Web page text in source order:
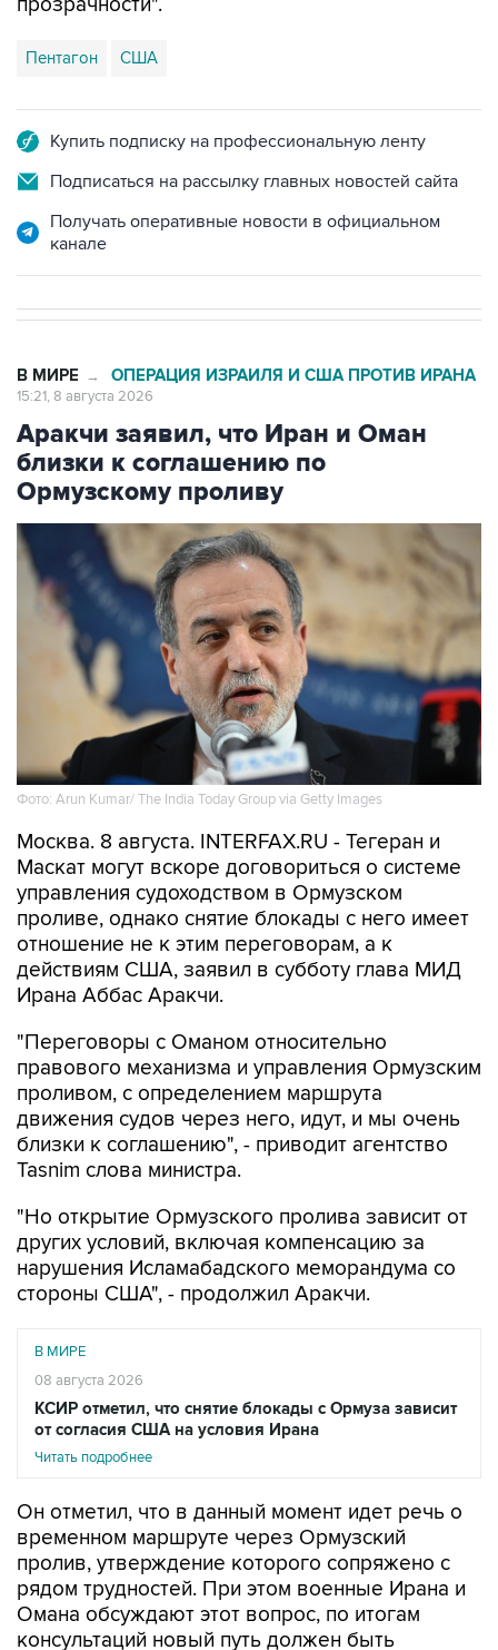
Пентагон США
Подписаться на рассылку главных новостей сайта
Получать оперативные новости в официальном
Аракчи заявил, что Иран и Оман
близки к соглашению по
Ормузскому проливу
Фото: Arun Kumar/ The India Today Group via Getty Images
Москва. 8 августа. INTERFAX.RU - Тегеран и
управления судоходством в Ормузском
проливе, однако снятие блокады с него имеет
отношение не к этим переговорам, а к
действиям США, заявил в субботу глава МИД
Ирана Аббас Аракчи.
"Переговоры с Оманом относительно
проливом, с определением маршрута
движения судов через него, идут, и мы очень
близки к соглашению", - приводит агентство
Tasnim слова министра.
"Но открытие Ормузского пролива зависит от
нарушения Исламабадского меморандума со
стороны США", - продолжил Аракчи.
В МИРЕ
КСИР отметил, что снятие блокады с Ормуза зависит
от согласия США на условия Ирана
Читать подробнее
Он отметил, что в данный момент идет речь о
пролив, утверждение которого сопряжено с
рядом трудностей. При этом военные Ирана и
Омана обсуждают этот вопрос, по итогам
консультаций новый путь должен быть
определен.